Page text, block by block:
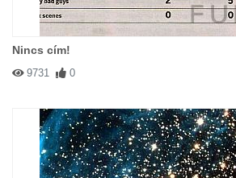
Nincs cím!
9731 0